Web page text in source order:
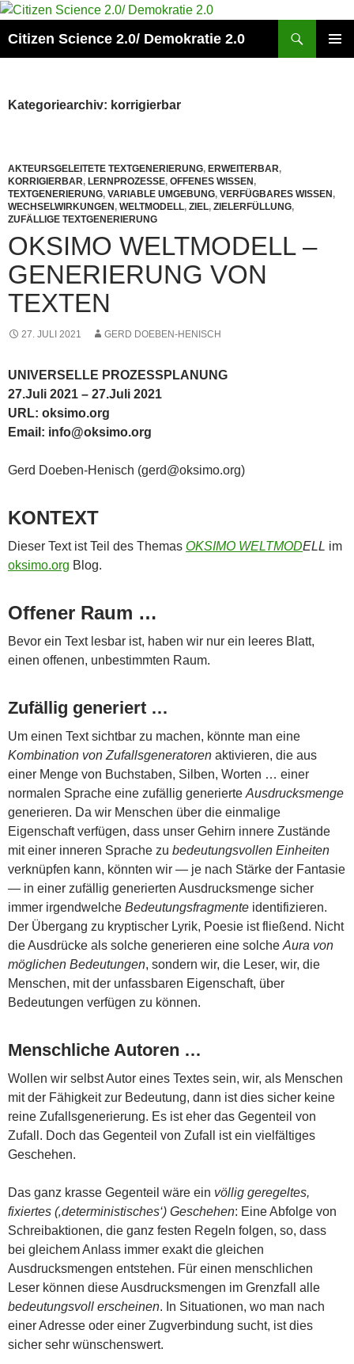
Zum
springen
Citizen Science 2.0/ Demokratie 2.0
Kategoriearchiv: korrigierbar
AKTEURSGELEITETE TEXTGENERIERUNG, ERWEITERBAR,
KORRIGIERBAR, LERNPROZESSE, OFFENES WISSEN,
TEXTGENERIERUNG, VARIABLE UMGEBUNG, VERFÜGBARES WISSEN,
WECHSELWIRKUNGEN, WELTMODELL, ZIEL, ZIELERFÜLLUNG,
ZUFÄLLIGE TEXTGENERIERUNG
OKSIMO WELTMODELL –
GENERIERUNG VON
TEXTEN
27. JULI 2021 GERD DOEBEN-HENISCH
UNIVERSELLE PROZESSPLANUNG
27.Juli 2021 – 27.Juli 2021
URL: oksimo.org
Email: info@oksimo.org
Gerd Doeben-Henisch (gerd@oksimo.org)
KONTEXT
Dieser Text ist Teil des Themas OKSIMO WELTMODELL im
oksimo.org Blog.
Offener Raum …
Bevor ein Text lesbar ist, haben wir nur ein leeres Blatt,
einen offenen, unbestimmten Raum.
Zufällig generiert …
Um einen Text sichtbar zu machen, könnte man eine
Kombination von Zufallsgeneratoren aktivieren, die aus
einer Menge von Buchstaben, Silben, Worten … einer
normalen Sprache eine zufällig generierte Ausdrucksmenge
generieren. Da wir Menschen über die einmalige
Eigenschaft verfügen, dass unser Gehirn innere Zustände
mit einer inneren Sprache zu bedeutungsvollen Einheiten
verknüpfen kann, könnten wir — je nach Stärke der Fantasie
— in einer zufällig generierten Ausdrucksmenge sicher
immer irgendwelche Bedeutungsfragmente identifizieren.
Der Übergang zu kryptischer Lyrik, Poesie ist fließend. Nicht
die Ausdrücke als solche generieren eine solche Aura von
möglichen Bedeutungen, sondern wir, die Leser, wir, die
Menschen, mit der unfassbaren Eigenschaft, über
Bedeutungen verfügen zu können.
Menschliche Autoren …
Wollen wir selbst Autor eines Textes sein, wir, als Menschen
mit der Fähigkeit zur Bedeutung, dann ist dies sicher keine
reine Zufallsgenerierung. Es ist eher das Gegenteil von
Zufall. Doch das Gegenteil von Zufall ist ein vielfältiges
Geschehen.
Das ganz krasse Gegenteil wäre ein völlig geregeltes,
fixiertes (‚deterministisches‘) Geschehen: Eine Abfolge von
Schreibaktionen, die ganz festen Regeln folgen, so, dass
bei gleichem Anlass immer exakt die gleichen
Ausdrucksmengen entstehen. Für einen menschlichen
Leser können diese Ausdrucksmengen im Grenzfall alle
bedeutungsvoll erscheinen. In Situationen, wo man nach
einer Adresse oder einer Zugverbindung sucht, ist dies
sicher sehr wünschenswert.